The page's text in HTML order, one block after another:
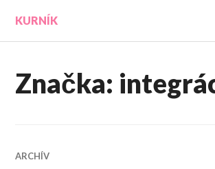
obsah
KURNÍK
Značka:
ARCHÍV